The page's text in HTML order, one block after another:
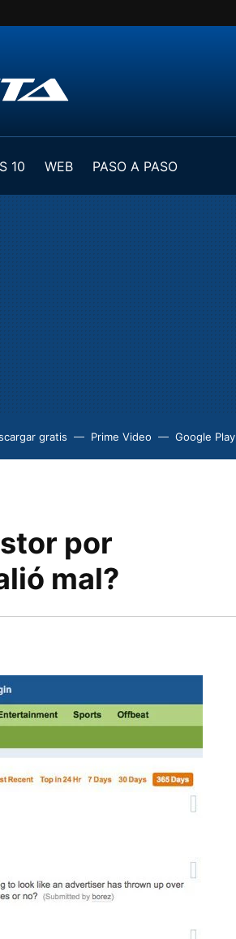
10 WEB
PASO A PASO
gratis Prime Video Google Play
por
mal?